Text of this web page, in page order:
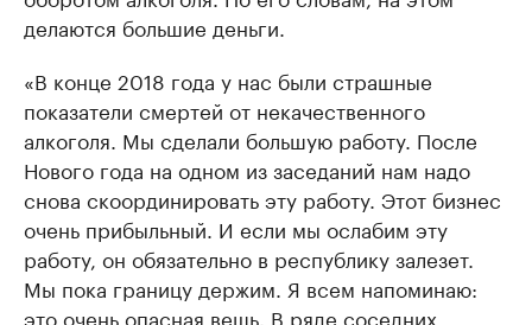
делаются большие деньги.
«В конце 2018 года у нас были страшные
показатели смертей от некачественного
алкоголя. Мы сделали большую работу. После
Нового года на одном из заседаний нам надо
снова скоординировать эту работу. Этот бизнес
очень прибыльный. И если мы ослабим эту
работу, он обязательно в республику залезет.
Мы пока границу держим. Я всем напоминаю:
это очень опасная вещь. В ряде соседних